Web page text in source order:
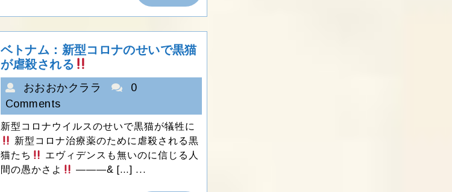
者
よ
Full
ベトナム：新型コロナのせいで黒猫
が虐殺される
ト
ナ
新
型
コ
ロ
おおおかクララ
お
か
ク
ラ
0
Comments
新型コロナウイルスのせいで黒猫が犠牲に
新型コロナ治療薬のために虐殺される黒
猫たち
エヴィデンスも無いのに信じる人
間の愚かさよ
———& […] ...